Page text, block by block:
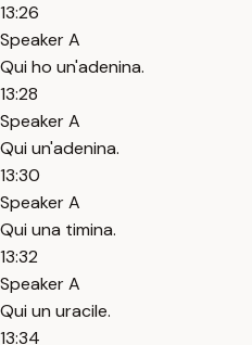
13:26
Speaker A
Qui ho un'adenina.
13:28
Speaker A
Qui un'adenina.
13:30
Speaker A
Qui una timina.
13:32
Speaker A
Qui un uracile.
13:34